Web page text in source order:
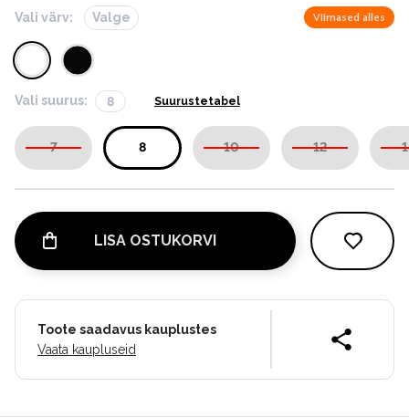
Vali värv: Valge Viimased alles
Vali suurus: 8 Suurustetabel
7 8 10 12
LISA OSTUKORVI
Toote saadavus kauplustes
Vaata kaupluseid